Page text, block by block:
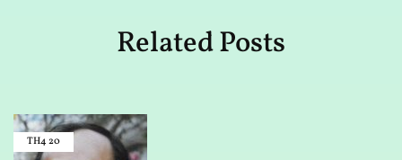
Related Posts
TH4 20